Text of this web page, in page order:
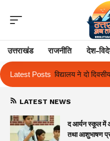
उत्तराखंड राजनीति देश-
Latest Posts
‘दीक्षारंभ 2026’ ओरिएंटेशन कार्यक्रम
LATEST NEWS
द आर्यन स्कूल में
तथा आशुभाषण